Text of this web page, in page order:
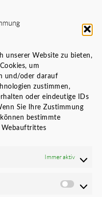
unserer Website zu bieten,
um
und/oder darauf
zustimmen,
oder eindeutige IDs
Sie Ihre Zustimmung
bestimmte
Webauftrittes
Immer aktiv